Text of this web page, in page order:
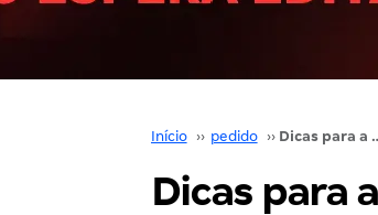
Início ›› pedido ›› Dicas para a 1ª fase do
Dicas para